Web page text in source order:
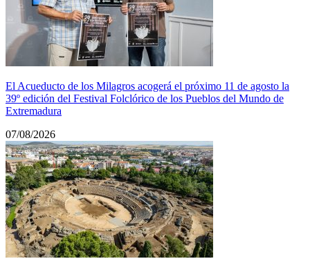
El Acueducto de los Milagros acogerá el próximo 11 de agosto la
39º edición del Festival Folclórico de los Pueblos del Mundo de
Extremadura
07/08/2026